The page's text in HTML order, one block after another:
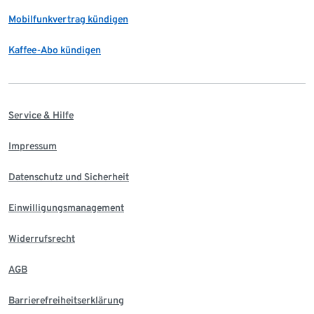
Mobilfunkvertrag kündigen
Kaffee-Abo kündigen
Service & Hilfe
Impressum
Datenschutz und Sicherheit
Einwilligungsmanagement
Widerrufsrecht
AGB
Barrierefreiheitserklärung